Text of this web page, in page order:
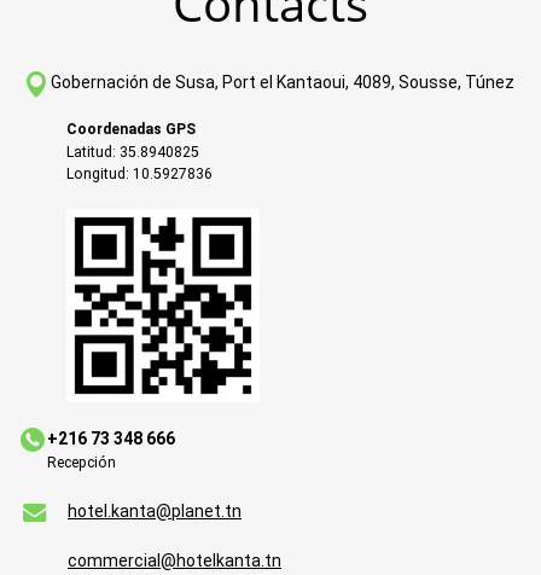
Gobernación de Susa, Port el Kantaoui, 4089, Sousse, Túnez
Coordenadas GPS
Latitud: 35.8940825
Longitud: 10.5927836
+216 73 348 666
Recepción
hotel.kanta@planet.tn
commercial@hotelkanta.tn